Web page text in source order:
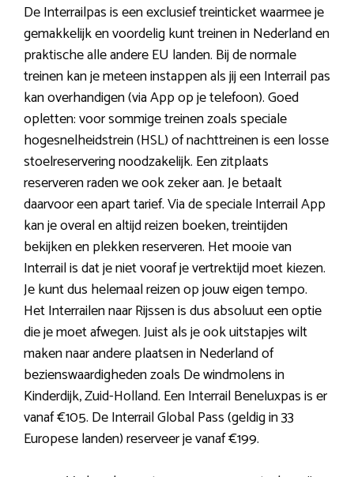
De Interrailpas is een exclusief treinticket waarmee je
gemakkelijk en voordelig kunt treinen in Nederland en
praktische alle andere EU landen. Bij de normale
treinen kan je meteen instappen als jij een Interrail pas
kan overhandigen (via App op je telefoon). Goed
opletten: voor sommige treinen zoals speciale
hogesnelheidstrein (HSL) of nachttreinen is een losse
stoelreservering noodzakelijk. Een zitplaats
reserveren raden we ook zeker aan. Je betaalt
daarvoor een apart tarief. Via de speciale Interrail App
kan je overal en altijd reizen boeken, treintijden
bekijken en plekken reserveren. Het mooie van
Interrail is dat je niet vooraf je vertrektijd moet kiezen.
Je kunt dus helemaal reizen op jouw eigen tempo.
Het Interrailen naar Rijssen is dus absoluut een optie
die je moet afwegen. Juist als je ook uitstapjes wilt
maken naar andere plaatsen in Nederland of
bezienswaardigheden zoals De windmolens in
Kinderdijk, Zuid-Holland. Een Interrail Beneluxpas is er
vanaf €105. De Interrail Global Pass (geldig in 33
Europese landen) reserveer je vanaf €199.